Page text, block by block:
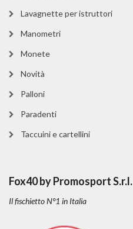
Lavagnette per istruttori
Manometri
Monete
Novità
Palloni
Paradenti
Taccuini e cartellini
Fox40 by Promosport S.r.l.
Il fischietto N°1 in Italia